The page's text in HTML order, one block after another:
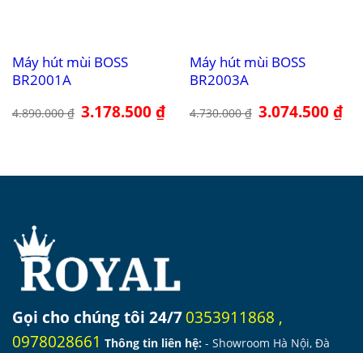
Máy hút mùi BOSS
BR2001A
4.890.000₫ Giá
gốc
3.178.500₫Giá
hiện
Máy hút mùi BOSS
BR2003A
4.730.000₫ Giá
gốc
3.074.500₫Giá
Gọi cho chúng tôi 24/70353911868 ,
0978028661 Thông tin liên hệ: - Showroom Hà Nội, Đà